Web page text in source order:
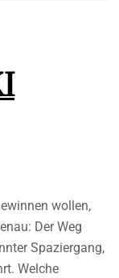
wollen,
Der Weg
Spaziergang,
Welche